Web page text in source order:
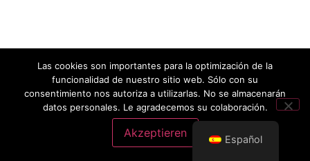
Español
Las cookies son importantes para la optimización de la
funcionalidad de nuestro sitio web. Sólo con su
consentimiento nos autoriza a utilizarlas. No se almacenarán
datos personales. Le agradecemos su colaboración.
Akzeptieren